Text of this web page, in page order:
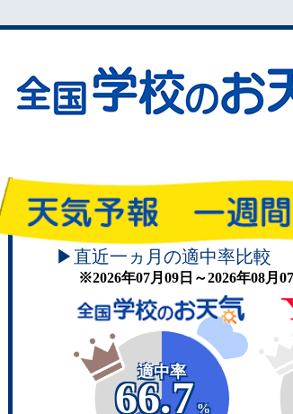
▶直近一ヵ月の適中率比較
※2026年07月09日～2026年08月
適中率
66.7
%